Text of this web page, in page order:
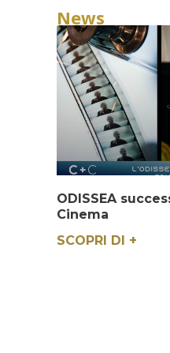
News
ODISSEA
Cinema
SCOPRI DI +